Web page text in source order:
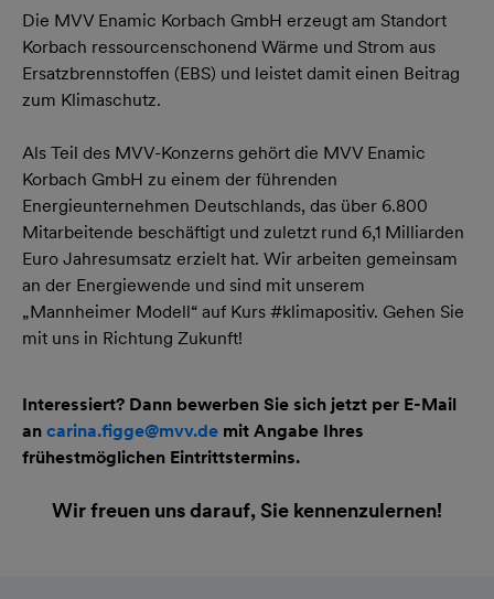
Die MVV Enamic Korbach GmbH erzeugt am Standort
Korbach ressourcenschonend Wärme und Strom aus
Ersatzbrennstoffen (EBS) und leistet damit einen Beitrag
zum Klimaschutz.
Als Teil des MVV-Konzerns gehört die MVV Enamic
Korbach GmbH zu einem der führenden
Energieunternehmen Deutschlands, das über 6.800
Mitarbeitende beschäftigt und zuletzt rund 6,1 Milliarden
Euro Jahresumsatz erzielt hat. Wir arbeiten gemeinsam
an der Energiewende und sind mit unserem
„Mannheimer Modell“ auf Kurs #klimapositiv. Gehen Sie
mit uns in Richtung Zukunft!
Interessiert? Dann bewerben Sie sich jetzt per E-Mail
an carina.figge@mvv.de mit Angabe Ihres
frühestmöglichen Eintrittstermins.
Wir freuen uns darauf, Sie kennenzulernen!